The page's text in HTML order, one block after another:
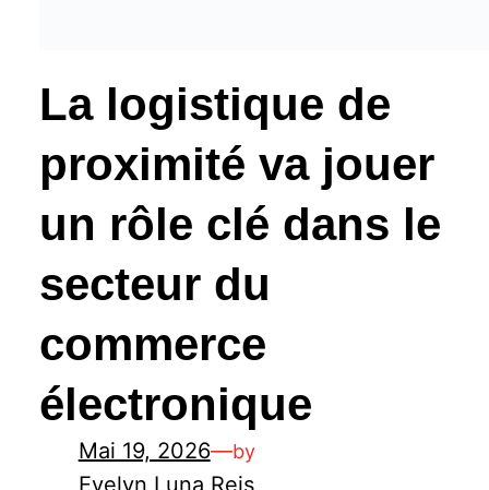
La logistique de
proximité va jouer
un rôle clé dans le
secteur du
commerce
électronique
Mai 19, 2026—by